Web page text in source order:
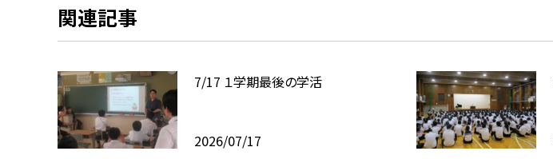
関連記事
7/17 １学期最後の学活
2026/07/17